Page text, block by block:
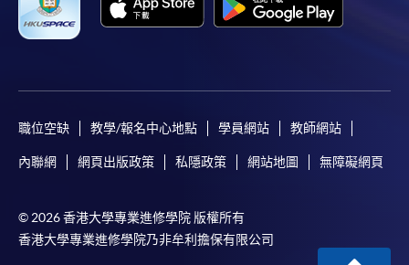
職位空缺 教學/報名中心地點 學員網站 教師網站
內聯網 網頁出版政策 私隱政策 網站地圖 無障礙網頁
© 2026 香港大學專業進修學院 版權所有
香港大學專業進修學院乃非牟利擔保有限公司